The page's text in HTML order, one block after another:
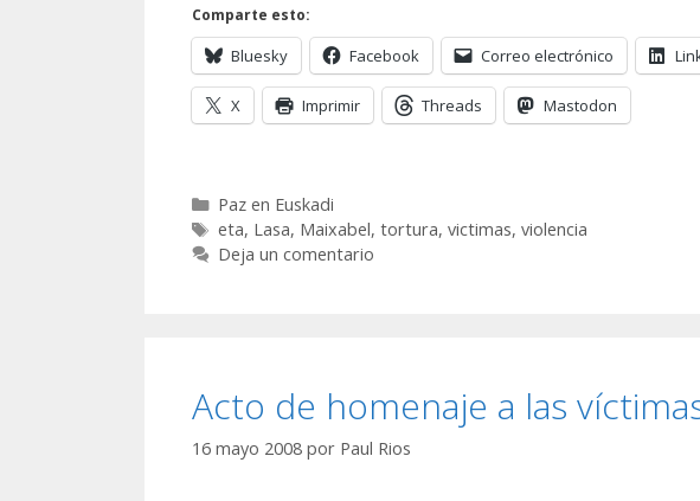
Comparte esto:
Bluesky Facebook Correo electrónico
X Imprimir Threads Mastodon
Categorías
Paz en Euskadi
Etiquetas
eta, Lasa, Maixabel, tortura, victimas, violencia
Deja un comentario
Acto de homenaje a las
16 mayo 2008 por Paul Rios